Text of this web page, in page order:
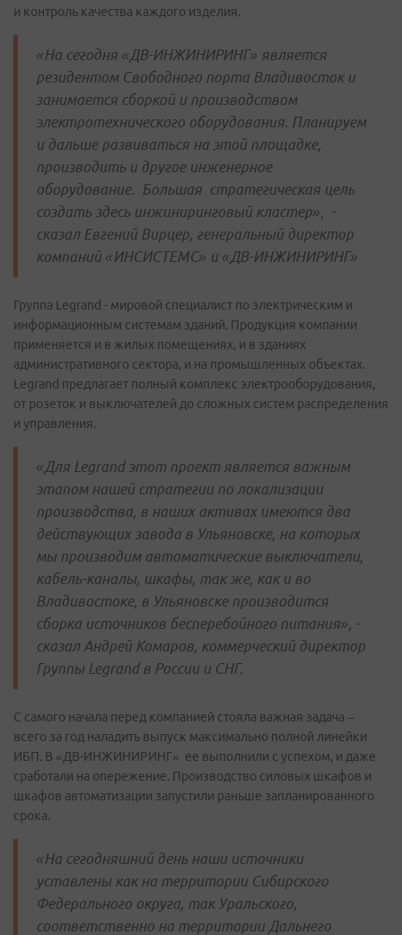
и контроль качества каждого изделия.
«На сегодня «ДВ-ИНЖИНИРИНГ» является
резидентом Свободного порта Владивосток и
занимается сборкой и производством
электротехнического оборудования. Планируем
и дальше развиваться на этой площадке,
производить и другое инженерное
оборудование. Большая стратегическая цель
создать здесь инжиниринговый кластер», -
сказал Евгений Вирцер, генеральный директор
компаний «ИНСИСТЕМС» и «ДВ-ИНЖИНИРИНГ»
Группа Legrand - мировой специалист по электрическим и
информационным системам зданий. Продукция компании
применяется и в жилых помещениях, и в зданиях
административного сектора, и на промышленных объектах.
Legrand предлагает полный комплекс электрооборудования,
от розеток и выключателей до сложных систем распределения
и управления.
«Для Legrand этот проект является важным
этапом нашей стратегии по локализации
производства, в наших активах имеются два
действующих завода в Ульяновске, на которых
мы производим автоматические выключатели,
кабель-каналы, шкафы, так же, как и во
Владивостоке, в Ульяновске производится
сборка источников бесперебойного питания», -
сказал Андрей Комаров, коммерческий директор
Группы Legrand в России и СНГ.
С самого начала перед компанией стояла важная задача –
всего за год наладить выпуск максимально полной линейки
ИБП. В «ДВ-ИНЖИНИРИНГ» ее выполнили с успехом, и даже
сработали на опережение. Производство силовых шкафов и
шкафов автоматизации запустили раньше запланированного
срока.
«На сегодняшний день наши источники
уставлены как на территории Сибирского
Федерального округа, так Уральского,
соответственно на территории Дальнего